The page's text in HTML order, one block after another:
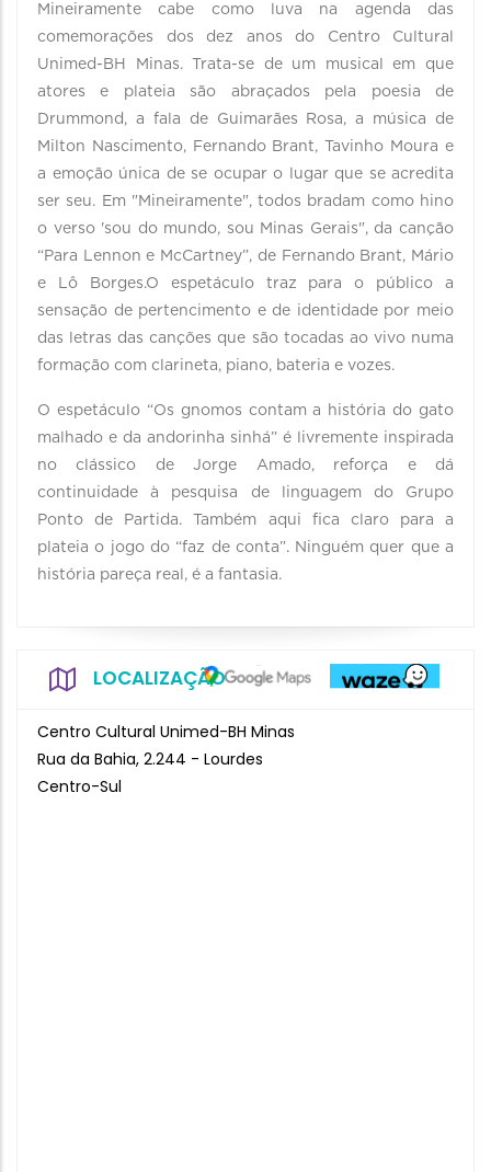
Mineiramente cabe como luva na agenda das
comemorações dos dez anos do Centro Cultural
Unimed-BH Minas. Trata-se de um musical em que
atores e plateia são abraçados pela poesia de
Drummond, a fala de Guimarães Rosa, a música de
Milton Nascimento, Fernando Brant, Tavinho Moura e
a emoção única de se ocupar o lugar que se acredita
ser seu. Em "Mineiramente", todos bradam como hino
o verso 'sou do mundo, sou Minas Gerais", da canção
“Para Lennon e McCartney”, de Fernando Brant, Mário
e Lô Borges.O espetáculo traz para o público a
sensação de pertencimento e de identidade por meio
das letras das canções que são tocadas ao vivo numa
formação com clarineta, piano, bateria e vozes.
O espetáculo “Os gnomos contam a história do gato
malhado e da andorinha sinhá” é livremente inspirada
no clássico de Jorge Amado, reforça e dá
continuidade à pesquisa de linguagem do Grupo
Ponto de Partida. Também aqui fica claro para a
plateia o jogo do “faz de conta”. Ninguém quer que a
história pareça real, é a fantasia.
LOCALIZAÇÃO
Centro Cultural Unimed-BH Minas
Rua da Bahia, 2.244 - Lourdes
Centro-Sul